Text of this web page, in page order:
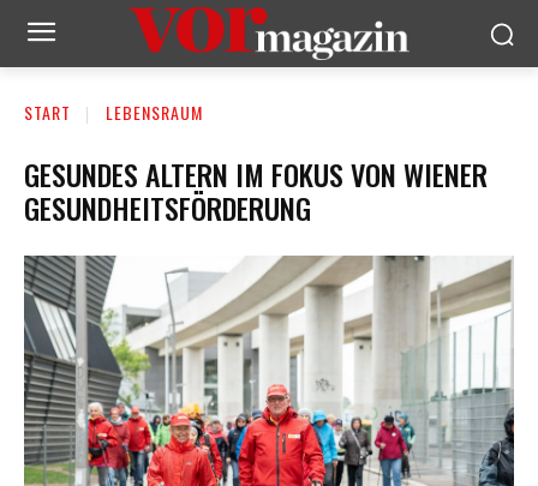
START LEBENSRAUM
GESUNDES ALTERN IM FOKUS VON WIENER
GESUNDHEITSFÖRDERUNG